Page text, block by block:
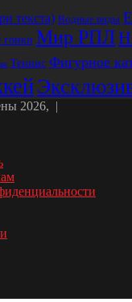
текста) Водные виды
Мир РПЛ
Теннис Фигурное
2026, |